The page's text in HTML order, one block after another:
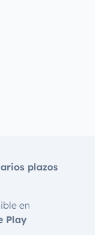
plazos
en
Play